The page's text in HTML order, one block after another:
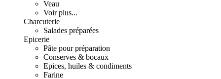
Veau
Voir plus...
Charcuterie
Salades préparées
Epicerie
Pâte pour préparation
Conserves & bocaux
Epices, huiles & condiments
Farine